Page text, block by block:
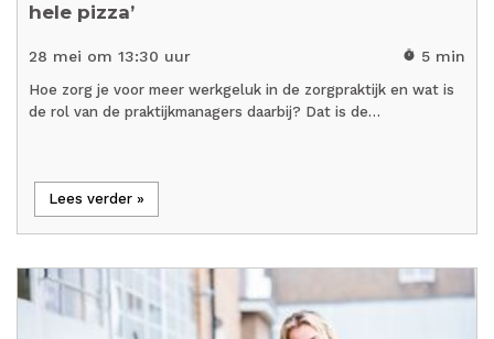
hele pizza’
28 mei om 13:30 uur timer 5 min
Hoe zorg je voor meer werkgeluk in de zorgpraktijk en wat is
de rol van de praktijkmanagers daarbij? Dat is de…
Lees verder »